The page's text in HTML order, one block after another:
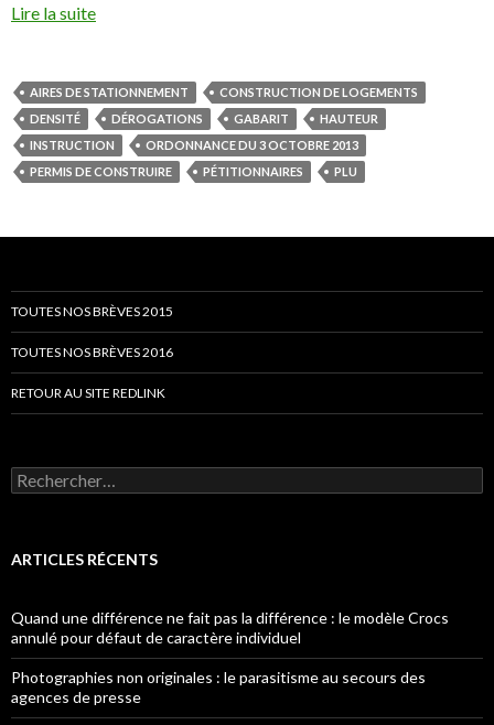
Lire la suite
AIRES DE STATIONNEMENT
CONSTRUCTION DE LOGEMENTS
DENSITÉ
DÉROGATIONS GABARIT
HAUTEUR
INSTRUCTION
ORDONNANCE DU 3 OCTOBRE 2013
PERMIS DE CONSTRUIRE
PÉTITIONNAIRES PLU
TOUTES NOS BRÈVES 2015
TOUTES NOS BRÈVES 2016
RETOUR AU SITE REDLINK
Rechercher :
ARTICLES RÉCENTS
Quand une différence ne fait pas la différence : le modèle Crocs
annulé pour défaut de caractère individuel
Photographies non originales : le parasitisme au secours des
agences de presse